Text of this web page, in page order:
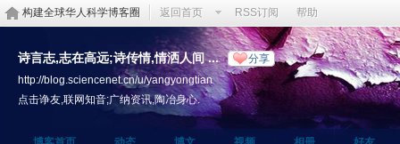
构建全球华人科学博客圈 返回首页 RSS订阅 帮助
诗言志,志在高远;诗传情,情洒人间 ... 分享
http://blog.sciencenet.cn/u/yangyongtian
点击诤友,联网知音;广纳资讯,陶冶身心.